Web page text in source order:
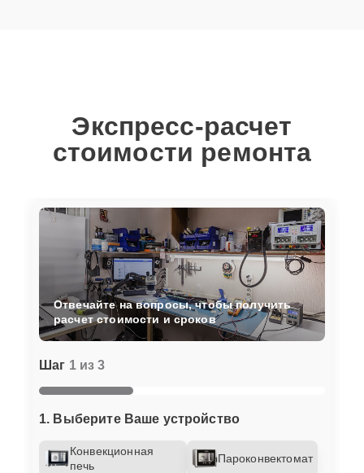
Экспресс-расчет
стоимости ремонта
Шаг 1 из 3
1. Выберите Ваше устройство
Конвекционная
печь
Пароконвектомат
Отвечайте на вопросы, чтобы получить
расчет стоимости и сроков